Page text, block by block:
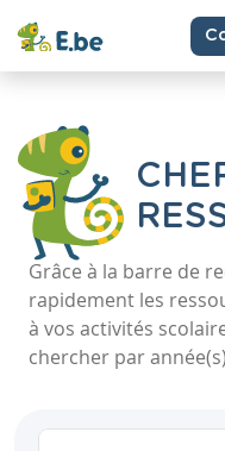
Grâce à la barre de
rapidement les
à vos activités
chercher par